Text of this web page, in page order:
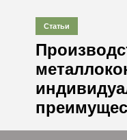
Статьи